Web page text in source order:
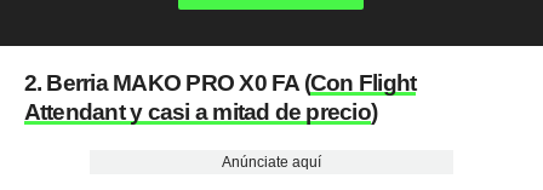
2. Berria MAKO PRO X0 FA (Con Flight
Attendant y casi a mitad de precio)
Anúnciate aquí